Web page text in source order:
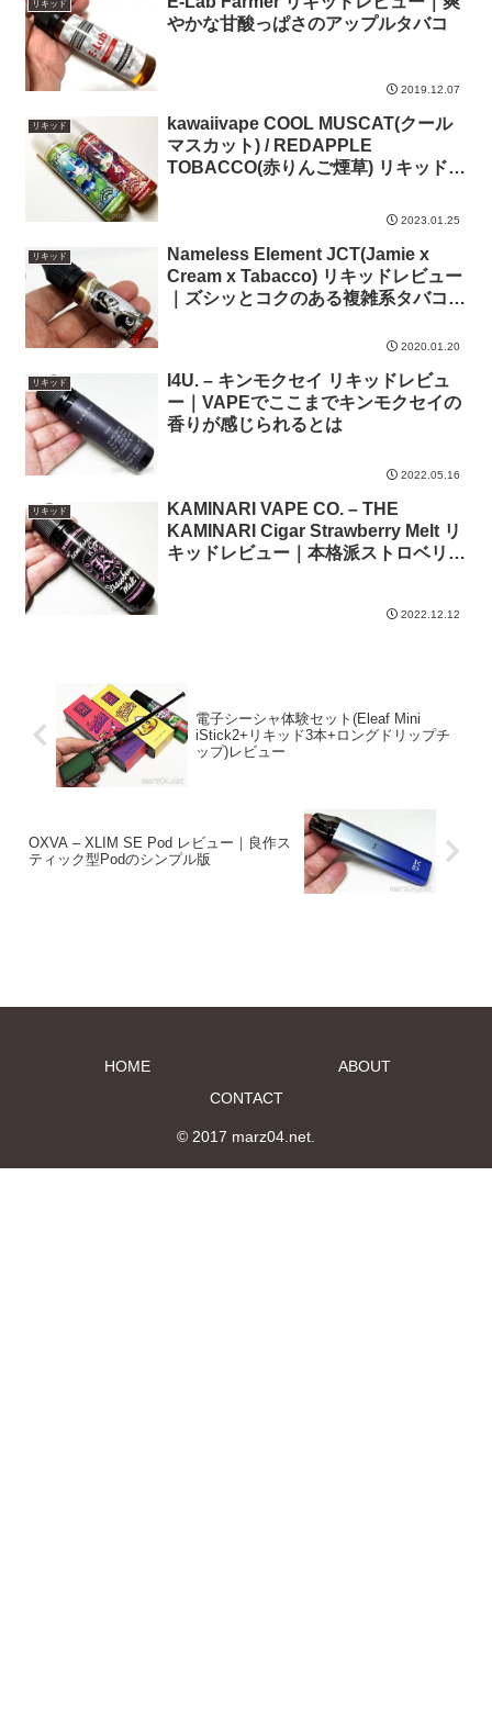
リキッド
やかな甘酸っぱさのアップルタバコ
2019.12.07
リキッド
kawaiivape COOL MUSCAT(クール
マスカット) / REDAPPLE
TOBACCO(赤りんご煙草) リキッドレ
2023.01.25
リキッド
Nameless Element JCT(Jamie x
Cream x Tabacco) リキッドレビュー
｜ズシッとコクのある複雑系タバコフ
2020.01.20
リキッド
I4U. – キンモクセイ リキッドレビュ
ー｜VAPEでここまでキンモクセイの
香りが感じられるとは
2022.05.16
リキッド
KAMINARI VAPE CO. – THE
KAMINARI Cigar Strawberry Melt リ
キッドレビュー｜本格派ストロベリー
2022.12.12
電子シーシャ体験セット(Eleaf Mini
iStick2+リキッド3本+ロングドリップチ
ップ)レビュー
OXVA – XLIM SE Pod レビュー｜良作ス
ティック型Podのシンプル版
HOME
ABOUT
CONTACT
© 2017 marz04.net.